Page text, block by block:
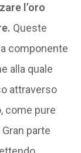
l’oro
Queste
componente
alla quale
attraverso
come pure
parte